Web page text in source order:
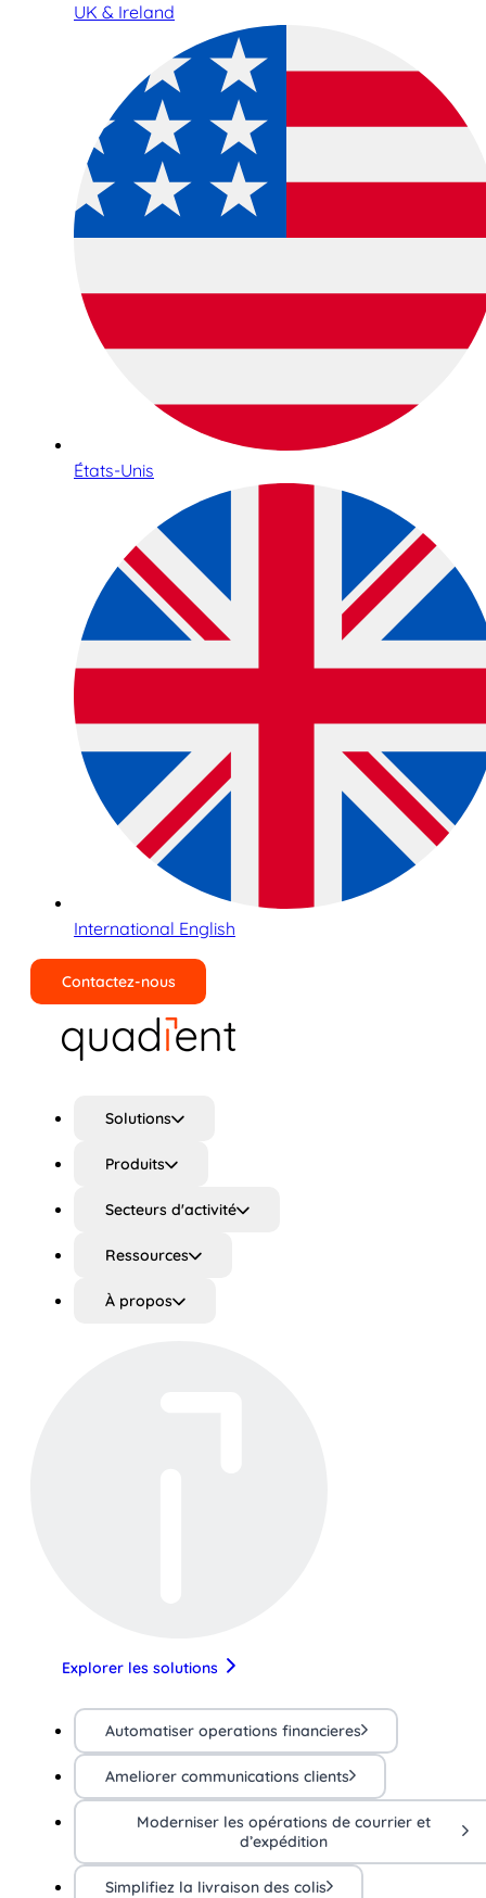
UK & Ireland
États-Unis
International English
Contactez-nous
Solutions
Produits
Secteurs d'activité
Ressources
À propos
Explorer les solutions
Automatiser operations financieres
Ameliorer communications clients
Moderniser les opérations de courrier et
d’expédition
Simplifiez la livraison des colis